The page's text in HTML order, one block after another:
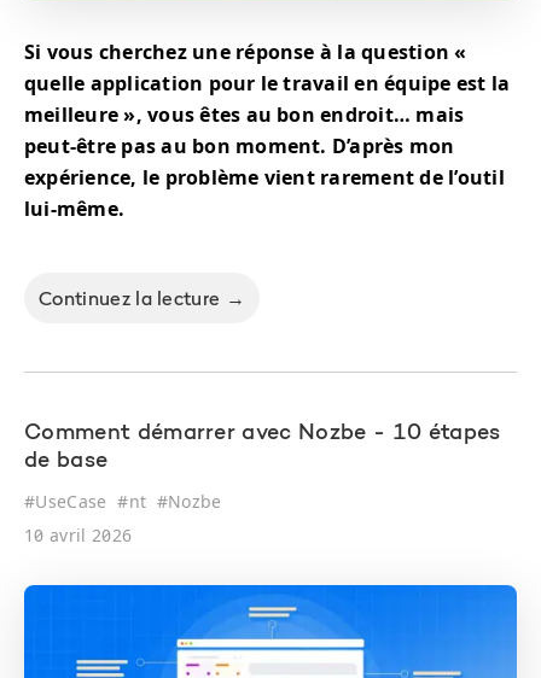
Si vous cherchez une réponse à la question «
quelle application pour le travail en équipe est la
meilleure », vous êtes au bon endroit… mais
peut-être pas au bon moment. D’après mon
expérience, le problème vient rarement de l’outil
lui-même.
Continuez la lecture →
Comment démarrer avec Nozbe - 10 étapes
de base
#UseCase #nt #Nozbe
10 avril 2026